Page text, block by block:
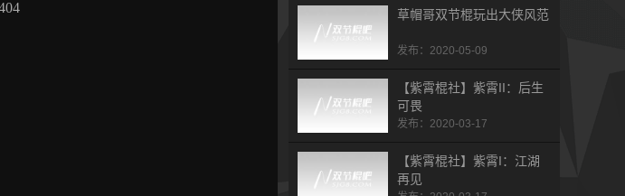
草帽哥双节棍玩出大侠风范
发布：2020-05-09
【紫霄棍社】紫霄II：后生
可畏
发布：2020-03-17
【紫霄棍社】紫霄I：江湖
再见